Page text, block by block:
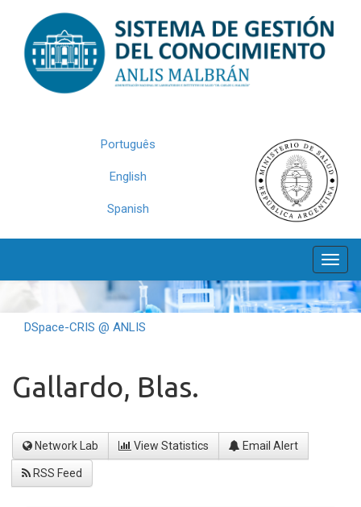
navigation
Português
English
Spanish
DSpace-CRIS @ ANLIS
Gallardo, Blas.
Network Lab View Statistics Email Alert
RSS Feed